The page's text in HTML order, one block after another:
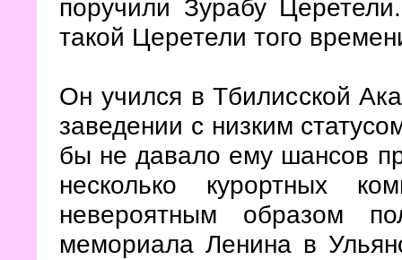
поручили Зурабу
такой Церетели того
Он учился в Тбилисской
заведении с низким
бы не давало ему шансов
несколько курортных
невероятным образом
мемориала Ленина в